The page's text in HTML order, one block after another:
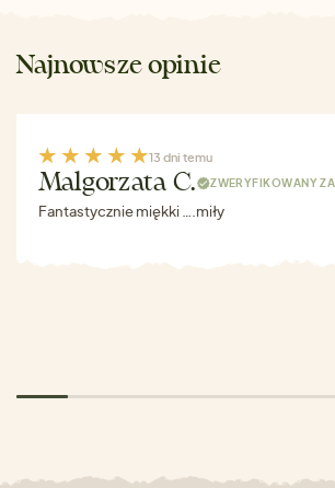
Najnowsze opinie
13 dni temu
Malgorzata C. ZWERYFIKOWANY
Fantastycznie miękki ….miły